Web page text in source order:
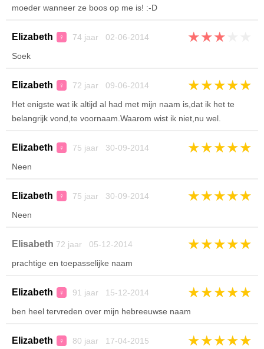
moeder wanneer ze boos op me is! :-D
Elizabeth ♀ 74 jaar 02-06-2014 ★★★
Soek
Elizabeth ♀ 72 jaar 09-06-2014 ★★★★★
Het enigste wat ik altijd al had met mijn naam is,dat ik het te
belangrijk vond,te voornaam.Waarom wist ik niet,nu wel.
Elizabeth ♀ 75 jaar 30-09-2014 ★★★★★
Neen
Elizabeth ♀ 75 jaar 30-09-2014 ★★★★★
Neen
Elisabeth 72 jaar 05-12-2014 ★★★★★
prachtige en toepasselijke naam
Elizabeth ♀ 91 jaar 15-12-2014 ★★★★★
ben heel tervreden over mijn hebreeuwse naam
Elizabeth ♀ 80 jaar 17-04-2015 ★★★★★